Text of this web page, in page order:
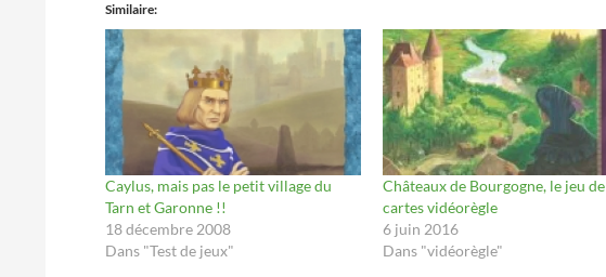
Similaire
Caylus, mais pas le petit village du
Tarn et Garonne !!
18 décembre 2008
Dans "Test de jeux"
Châteaux de Bourgogne, le jeu de
cartes vidéorègle
6 juin 2016
Dans "vidéorègle"